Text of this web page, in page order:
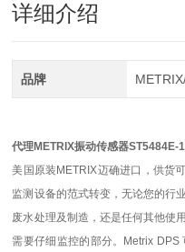
详细介绍
品牌
代理METRIX振动传感器ST5484E-
美国原装METRIX迈确进口，供货
监测设备的范式转变，无论您的行
废水处理及制造，还是任何其他使
需要仔细监控的部分。Metrix